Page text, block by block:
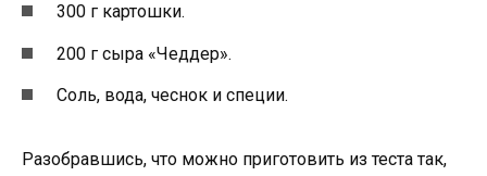
300 г картошки.
200 г сыра «Чеддер».
Соль, вода, чеснок и специи.
Разобравшись, что можно приготовить из теста так,